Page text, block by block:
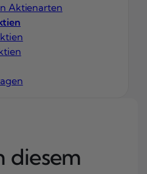
Aktienarten
diesem